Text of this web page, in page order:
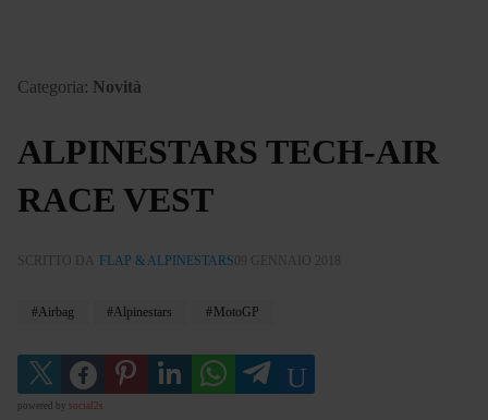
Categoria: Novità
ALPINESTARS TECH-AIR
RACE VEST
SCRITTO DA FLAP & ALPINESTARS 09 GENNAIO 2018
Airbag Alpinestars MotoGP
powered by social2s